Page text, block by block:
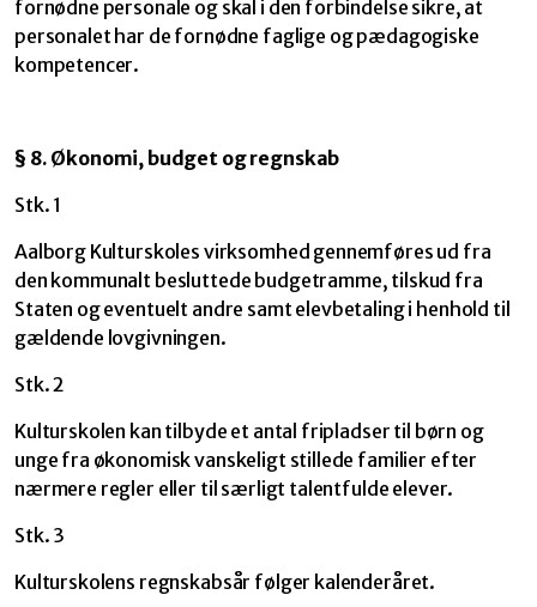
fornødne personale og skal i den forbindelse sikre, at
personalet har de fornødne faglige og pædagogiske
kompetencer.
§ 8. Økonomi, budget og regnskab
Stk. 1
Aalborg Kulturskoles virksomhed gennemføres ud fra
den kommunalt besluttede budgetramme, tilskud fra
Staten og eventuelt andre samt elevbetaling i henhold til
gældende lovgivningen.
Stk. 2
Kulturskolen kan tilbyde et antal fripladser til børn og
unge fra økonomisk vanskeligt stillede familier efter
nærmere regler eller til særligt talentfulde elever.
Stk. 3
Kulturskolens regnskabsår følger kalenderåret.